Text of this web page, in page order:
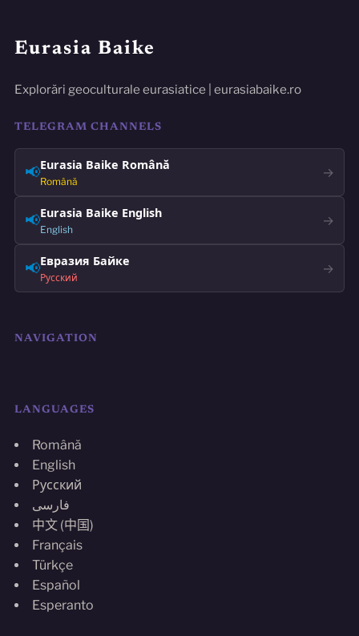
Eurasia Baike
Explorări geoculturale eurasiatice | eurasiabaike.ro
TELEGRAM CHANNELS
📢Eurasia Baike Română
Română
→
📢Eurasia Baike English
English
→
📢Евразия Байке
Русский
→
NAVIGATION
LANGUAGES
Română
English
Русский
فارسی
中文 (中国)
Français
Türkçe
Español
Esperanto